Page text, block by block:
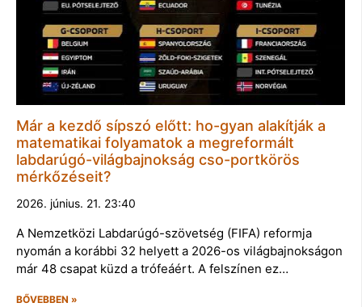
Már a kezdő sípszó előtt: ho-gyan alakítják a
matematikai folyamatok a megreformált
labdarúgó-világbajnokság cso-portkörös
mérkőzéseit?
2026. június. 21. 23:40
A Nemzetközi Labdarúgó-szövetség (FIFA) reformja
nyomán a korábbi 32 helyett a 2026-os világbajnokságon
már 48 csapat küzd a trófeáért. A felszínen ez…
BŐVEBBEN »